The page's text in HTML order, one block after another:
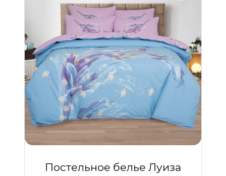
Постельное белье Луиза